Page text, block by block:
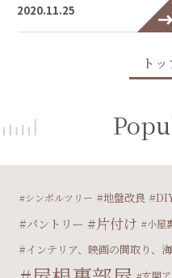
2020.11.25
ト
シンボルツリー 地盤改良
パントリー 片付け 小屋
インテリア、映画の間取り、
玄関